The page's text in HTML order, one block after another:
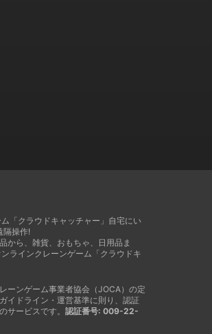
「クラウドキャッチャー」自宅にい
隔操作!
から、雑貨、おもちゃ、日用品ま
ラインクレーンゲーム「クラウドキ
ーンゲーム事業者協会（JOCA）の定
イドライン・運営基準に則り、認証
サービスです。 認証番号: 009-22-